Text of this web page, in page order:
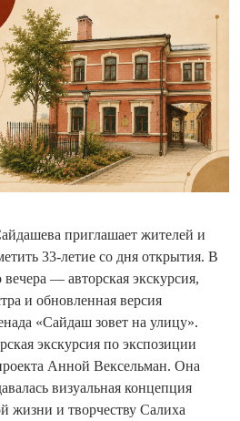
приглашает жителей и
33-летие со дня открытия. В
— авторская экскурсия,
и обновленная версия
«Сайдаш зовет на улицу».
экскурсия по экспозиции
Анной Вексельман. Она
визуальная концепция
жизни и творчеству Салиха